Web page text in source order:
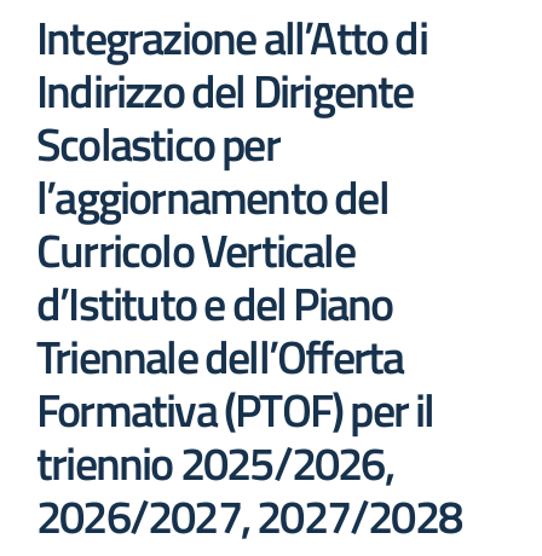
Integrazione all’Atto di
Indirizzo del Dirigente
Scolastico per
l’aggiornamento del
Curricolo Verticale
d’Istituto e del Piano
Triennale dell’Offerta
Formativa (PTOF) per il
triennio 2025/2026,
2026/2027, 2027/2028